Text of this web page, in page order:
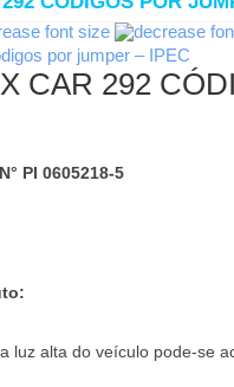
font size
CAR 292
PI 0605218-5
luz alta do veículo pode-se